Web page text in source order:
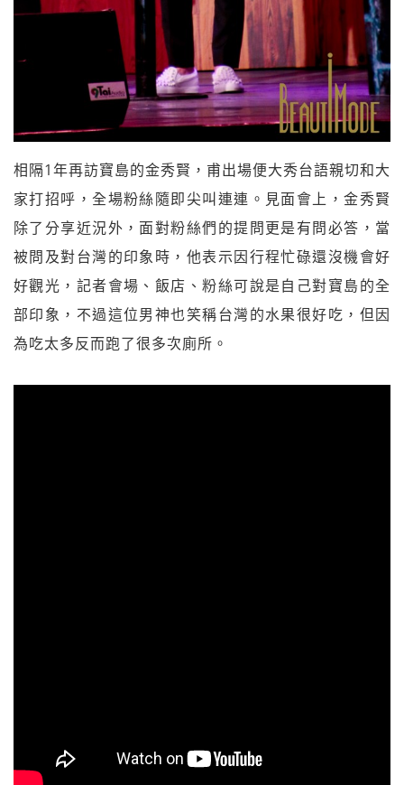
相隔1年再訪寶島的金秀賢，甫出場便大秀台語親切和大
家打招呼，全場粉絲隨即尖叫連連。見面會上，金秀賢
除了分享近況外，面對粉絲們的提問更是有問必答，當
被問及對台灣的印象時，他表示因行程忙碌還沒機會好
好觀光，記者會場、飯店、粉絲可說是自己對寶島的全
部印象，不過這位男神也笑稱台灣的水果很好吃，但因
為吃太多反而跑了很多次廁所。